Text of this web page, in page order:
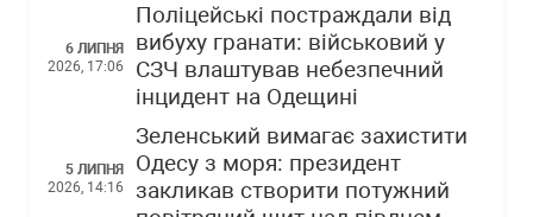
6 ЛИПНЯ
2026, 17:06
Поліцейські постраждали від
вибуху гранати: військовий у
СЗЧ влаштував небезпечний
інцидент на Одещині
5 ЛИПНЯ
2026, 14:16
Зеленський вимагає захистити
Одесу з моря: президент
закликав створити потужний